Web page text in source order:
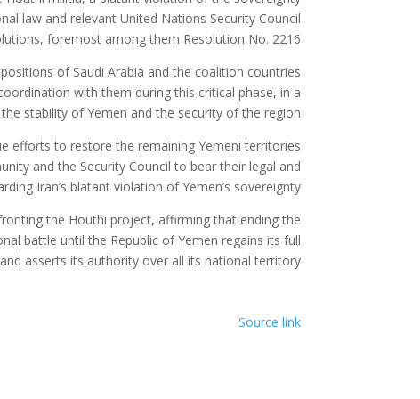
law and relevant United Nations Security Council
foremost among them Resolution No. 2216.
of Saudi Arabia and the coalition countries
with them during this critical phase, in a
stability of Yemen and the security of the region.
efforts to restore the remaining Yemeni territories
and the Security Council to bear their legal and
Iran’s blatant violation of Yemen’s sovereignty.
the Houthi project, affirming that ending the
battle until the Republic of Yemen regains its full
asserts its authority over all its national territory.
Source link